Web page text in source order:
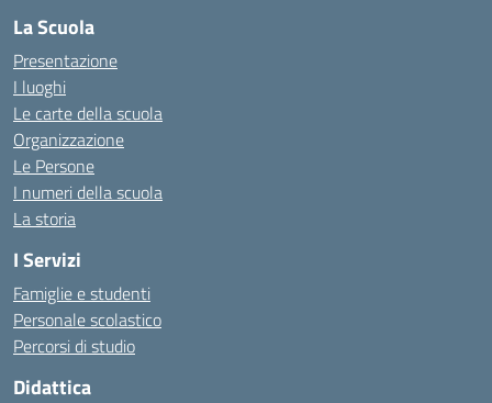
La Scuola
Presentazione
I luoghi
Le carte della scuola
Organizzazione
Le Persone
I numeri della scuola
La storia
I Servizi
Famiglie e studenti
Personale scolastico
Percorsi di studio
Didattica